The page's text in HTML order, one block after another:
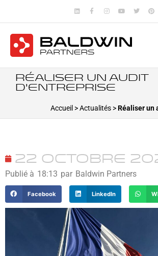
Réaliser un audit
d’entreprise
Accueil >Actualités >Réaliser un
22 octobre
Publié à 18:13 par Baldwin Partners
Facebook LinkedIn